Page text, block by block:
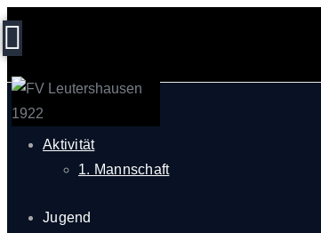
Aktivität
1. Mannschaft
Jugend